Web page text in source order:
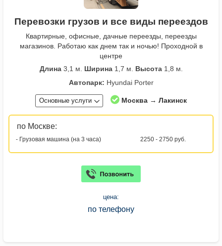
Перевозки грузов и все виды переездов
Квартирные, офисные, дачные переезды, переезды
магазинов. Работаю как днем так и ночью! Проходной в
центре
Длина3,1 м. Ширина1,7 м. Высота1,8 м.
Автопарк: Hyundai Porter
Основные услуги Москва → Лакинск
по Москве:
- Грузовая машина (на 3 часа) 2250 - 2750 руб.
цена:
по телефону